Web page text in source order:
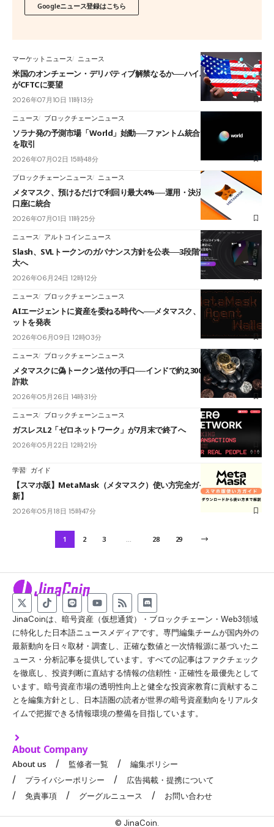
Googleニュース登録はこちら
マーケットニュース ニュース
米国のオンチェーン・デリバティブ解禁なるか──ハイパーリキッド陣営
がCFTCに要望
2026年07月10日 11時13分
ニュース ブロックチェーンニュース
ソラナ発の予測市場「World」始動──ファントム統合でW杯やBTC価格
を取引
2026年07月02日 15時48分
ブロックチェーンニュース ニュース
メタマスク、預けるだけで利回り最大4%──運用・決済・取引を一つの
口座に統合
2026年07月01日 11時25分
ニュース アルトコインニュース
Slash、SVLトークンのガバナンス方針を公表──3段階で保有者の関与拡
大へ
2026年06月24日 12時12分
ニュース ブロックチェーンニュース
AIエージェントに資産を委ねる時代へ──メタマスク、自己管理型ウォレ
ットを発表
2026年06月09日 12時03分
ニュース ブロックチェーンニュース
メタマスクに偽トークン送付の手口──インドで約2,300万円の暗号資産
詐欺
2026年05月26日 14時31分
ニュース ブロックチェーンニュース
ガスレスL2「ゼロネットワーク」が7月末で終了へ
2026年05月22日 12時21分
学習 ガイド
【スマホ版】MetaMask（メタマスク）使い方完全ガイド【2026年最
新】
2026年05月18日 15時47分
1 2 3 28 29
JinaCoinは、暗号資産（仮想通貨）・ブロックチェーン・Web3領域
に特化した日本語ニュースメディアです。専門編集チームが国内外の
最新動向を日々取材・調査し、正確な数値と一次情報源に基づいたニ
ュース・分析記事を提供しています。すべての記事はファクチェック
を徹底し、投資判断に直結する情報の信頼性・正確性を最優先として
います。暗号資産市場の透明性向上と健全な投資家教育に貢献するこ
とを編集方針とし、日本語圏の読者が世界の暗号資産動向をリアルタ
イムで把握できる情報環境の整備を目指しています。
About Company
About us 監修者一覧
編集ポリシー
プライバシーポリシー
広告掲載・提携について
免責事項
グーグルニュース お問い合わせ
© JinaCoin.